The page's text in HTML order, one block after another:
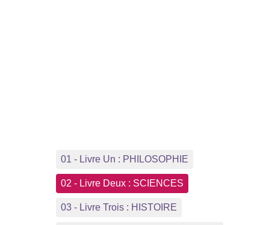
01 - Livre Un : PHILOSOPHIE
02 - Livre Deux : SCIENCES
03 - Livre Trois : HISTOIRE